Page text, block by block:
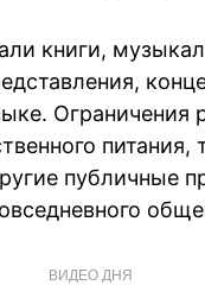
книги,
Ограничения
питания,
публичные
ВИДЕО ДНЯ